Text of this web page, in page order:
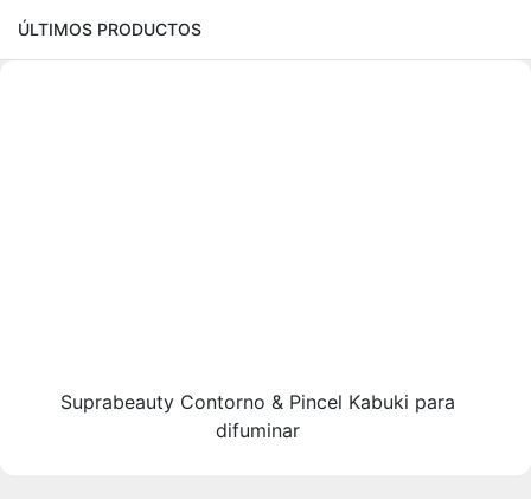
ÚLTIMOS PRODUCTOS
Suprabeauty Contorno & Pincel Kabuki para
difuminar